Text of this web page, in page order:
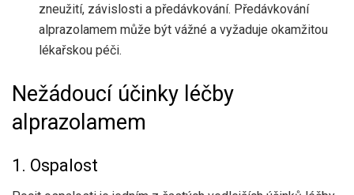
zneužití, závislosti a předávkování. Předávkování
alprazolamem může být vážné a vyžaduje okamžitou
lékařskou péči.
Nežádoucí účinky léčby
alprazolamem
1. Ospalost